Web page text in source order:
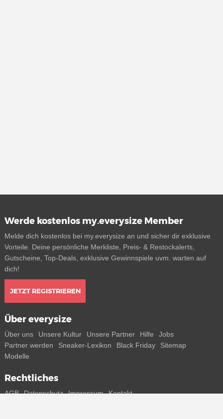
Werde kostenlos my.everysize Member
Melde dich kostenlos bei my.everysize an und sicher dir exklusive
Vorteile. Deine persönliche Merkliste, Preis- & Restockalerts,
Gutscheine, Top-Deals, exklusive Gewinnspiele uvm. warten auf
dich!
JETZT REGISTRIEREN
Über everysize
Über uns Unsere Kultur Unsere Partner Hilfe
Jobs
Partner werden
Sneaker-Lexikon Black Friday
Sitemap
Modelle
Rechtliches
AGB Datenschutz Impressum Kontakt